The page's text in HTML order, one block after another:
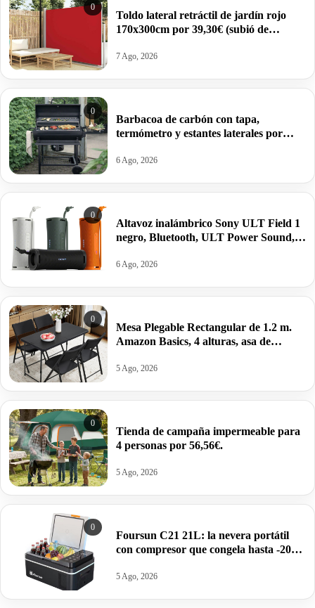
0
Toldo lateral retráctil de jardín rojo
170x300cm por 39,30€ (subió de
7 Ago, 2026
0
Barbacoa de carbón con tapa,
termómetro y estantes laterales por
6 Ago, 2026
0
Altavoz inalámbrico Sony ULT Field 1
negro, Bluetooth, ULT Power Sound,
por 62,04€ antes 84,55€.
6 Ago, 2026
0
Mesa Plegable Rectangular de 1.2 m.
Amazon Basics, 4 alturas, asa de
22,99€ antes 39,95€.
5 Ago, 2026
0
Tienda de campaña impermeable para
4 personas por 56,56€.
5 Ago, 2026
0
Foursun C21 21L: la nevera portátil
con compresor que congela hasta -20
5 Ago, 2026